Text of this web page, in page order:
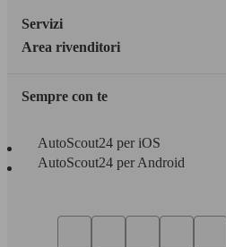
Servizi
Area rivenditori
Sempre con te
AutoScout24 per iOS
AutoScout24 per Android